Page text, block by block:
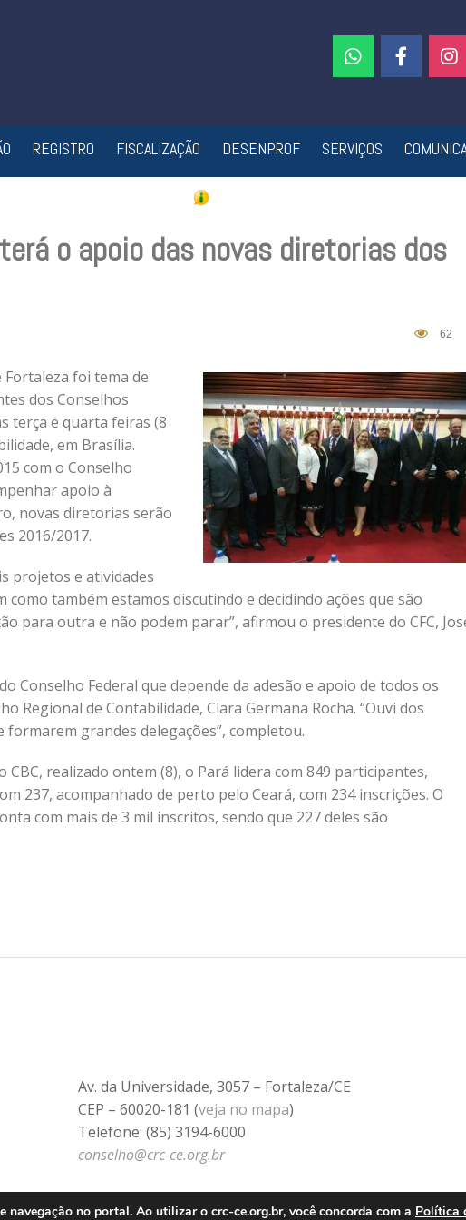
REGISTRO FISCALIZAÇÃO DESENPROF SERVIÇOS
o apoio das novas diretorias dos
62
foi tema de
dos Conselhos
terça e quarta feiras (8
em Brasília.
com o Conselho
apoio à
novas diretorias serão
2016/2017.
projetos e atividades
como também estamos discutindo e decidindo ações que são
para outra e não podem parar”, afirmou o presidente do CFC,
Conselho Federal que depende da adesão e apoio de todos os
Regional de Contabilidade, Clara Germana Rocha. “Ouvi dos
grandes delegações”, completou.
realizado ontem (8), o Pará lidera com 849 participantes,
237, acompanhado de perto pelo Ceará, com 234 inscrições. O
com mais de 3 mil inscritos, sendo que 227 deles são
Av. da Universidade, 3057 – Fortaleza/CE
CEP – 60020-181 (veja no mapa)
Telefone: (85) 3194-6000
conselho@crc-ce.org.br
navegação no portal. Ao utilizar o crc-ce.org.br, você concorda com a Política